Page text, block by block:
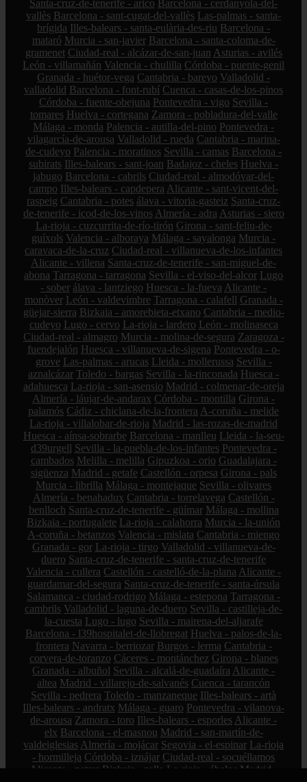
Santa-cruz-de-tenerife - arico Barcelona - cerdanyola-del-
vallès Barcelona - sant-cugat-del-vallès Las-palmas - santa-
brígida Illes-balears - santa-eulària-des-riu Barcelona -
mataró Murcia - san-javier Barcelona - santa-coloma-de-
gramenet Ciudad-real - alcázar-de-san-juan Asturias - avilés
León - villamañán Valencia - chulilla Córdoba - puente-genil
Granada - huétor-vega Cantabria - bareyo Valladolid -
valladolid Barcelona - font-rubí Cuenca - casas-de-los-pinos
Córdoba - fuente-obejuna Pontevedra - vigo Sevilla -
tomares Huelva - cortegana Zamora - pobladura-del-valle
Málaga - monda Palencia - autilla-del-pino Pontevedra -
vilagarcía-de-arousa Valladolid - rueda Cantabria - marina-
de-cudeyo Palencia - moratinos Sevilla - camas Barcelona -
subirats Illes-balears - sant-joan Badajoz - cheles Huelva -
jabugo Barcelona - cabrils Ciudad-real - almodóvar-del-
campo Illes-balears - capdepera Alicante - sant-vicent-del-
raspeig Cantabria - potes álava - vitoria-gasteiz Santa-cruz-
de-tenerife - icod-de-los-vinos Almería - adra Asturias - siero
La-rioja - cuzcurrita-de-río-tirón Girona - sant-feliu-de-
guíxols Valencia - alboraya Málaga - sayalonga Murcia -
caravaca-de-la-cruz Ciudad-real - villanueva-de-los-infantes
Alicante - villena Santa-cruz-de-tenerife - san-miguel-de-
abona Tarragona - tarragona Sevilla - el-viso-del-alcor Lugo
- sober álava - lantziego Huesca - la-fueva Alicante -
monòver León - valdevimbre Tarragona - calafell Granada -
güejar-sierra Bizkaia - amorebieta-etxano Cantabria - medio-
cudeyo Lugo - cervo La-rioja - lardero León - molinaseca
Ciudad-real - almagro Murcia - molina-de-segura Zaragoza -
fuendejalón Huesca - villanueva-de-sigena Pontevedra - o-
grove Las-palmas - arucas Lleida - mollerussa Sevilla -
aznalcázar Toledo - bargas Sevilla - la-rinconada Huesca -
adahuesca La-rioja - san-asensio Madrid - colmenar-de-oreja
Almería - láujar-de-andarax Córdoba - montilla Girona -
palamós Cádiz - chiclana-de-la-frontera A-coruña - melide
La-rioja - villalobar-de-rioja Madrid - las-rozas-de-madrid
Huesca - aínsa-sobrarbe Barcelona - manlleu Lleida - la-seu-
d39urgell Sevilla - la-puebla-de-los-infantes Pontevedra -
cambados Melilla - melilla Gipuzkoa - orio Guadalajara -
sigüenza Madrid - getafe Castellón - orpesa Girona - pals
Murcia - librilla Málaga - montejaque Sevilla - olivares
Almería - benahadux Cantabria - torrelavega Castellón -
benlloch Santa-cruz-de-tenerife - güímar Málaga - mollina
Bizkaia - portugalete La-rioja - calahorra Murcia - la-unión
A-coruña - betanzos Valencia - mislata Cantabria - miengo
Granada - gor La-rioja - tirgo Valladolid - villanueva-de-
duero Santa-cruz-de-tenerife - santa-cruz-de-tenerife
Valencia - cullera Castellón - castelló-de-la-plana Alicante -
guardamar-del-segura Santa-cruz-de-tenerife - santa-úrsula
Salamanca - ciudad-rodrigo Málaga - estepona Tarragona -
cambrils Valladolid - laguna-de-duero Sevilla - castilleja-de-
la-cuesta Lugo - lugo Sevilla - mairena-del-aljarafe
Barcelona - l39hospitalet-de-llobregat Huelva - palos-de-la-
frontera Navarra - berriozar Burgos - lerma Cantabria -
corvera-de-toranzo Cáceres - montánchez Girona - blanes
Granada - albuñol Sevilla - alcalá-de-guadaíra Alicante -
altea Madrid - villarejo-de-salvanés Cuenca - tarancón
Sevilla - pedrera Toledo - manzaneque Illes-balears - artà
Illes-balears - andratx Málaga - guaro Pontevedra - vilanova-
de-arousa Zamora - toro Illes-balears - esporles Alicante -
elx Barcelona - el-masnou Madrid - san-martín-de-
valdeiglesias Almería - mojácar Segovia - el-espinar La-rioja
- hormilleja Córdoba - iznájar Ciudad-real - socuéllamos
Alicante - petrer Bizkaia - zalla La-rioja - ábalos Madrid -